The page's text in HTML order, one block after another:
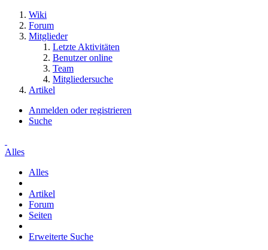
Wiki
Forum
Mitglieder
Letzte Aktivitäten
Benutzer online
Team
Mitgliedersuche
Artikel
Anmelden oder registrieren
Suche
Alles
Alles
Artikel
Forum
Seiten
Erweiterte Suche